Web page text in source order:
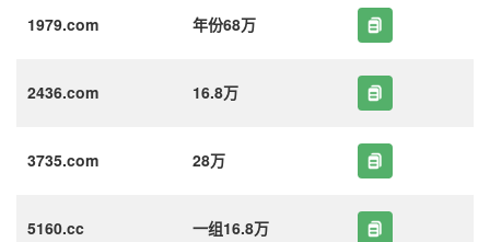
1979.com 年份68万
2436.com 16.8万
3735.com 28万
5160.cc 一组16.8万